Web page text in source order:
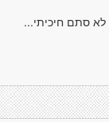
לא סתם חיכיתי...